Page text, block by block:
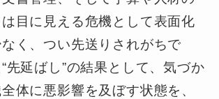
目に見える危機として表面化
く、つい先送りされがちで
先延ばし”の結果として、気づか
体に悪影響を及ぼす状態を、